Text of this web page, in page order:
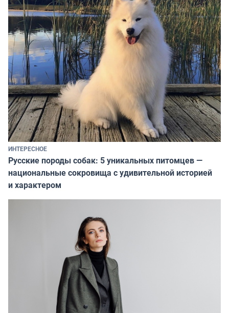
ИНТЕРЕСНОЕ
Русские породы собак: 5 уникальных питомцев —
национальные сокровища с удивительной историей
и характером